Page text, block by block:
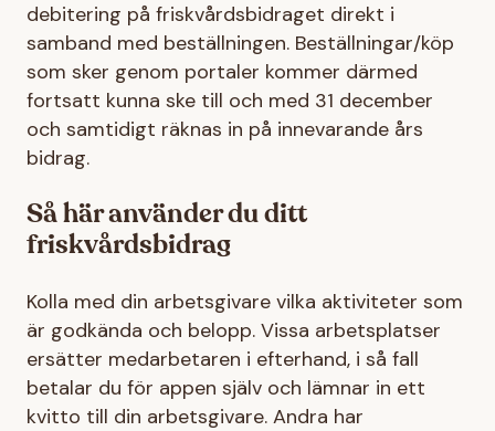
debitering på friskvårdsbidraget direkt i
samband med beställningen. Beställningar/köp
som sker genom portaler kommer därmed
fortsatt kunna ske till och med 31 december
och samtidigt räknas in på innevarande års
bidrag.
Så här använder du ditt
friskvårdsbidrag
Kolla med din arbetsgivare vilka aktiviteter som
är godkända och belopp. Vissa arbetsplatser
ersätter medarbetaren i efterhand, i så fall
betalar du för appen själv och lämnar in ett
kvitto till din arbetsgivare. Andra har